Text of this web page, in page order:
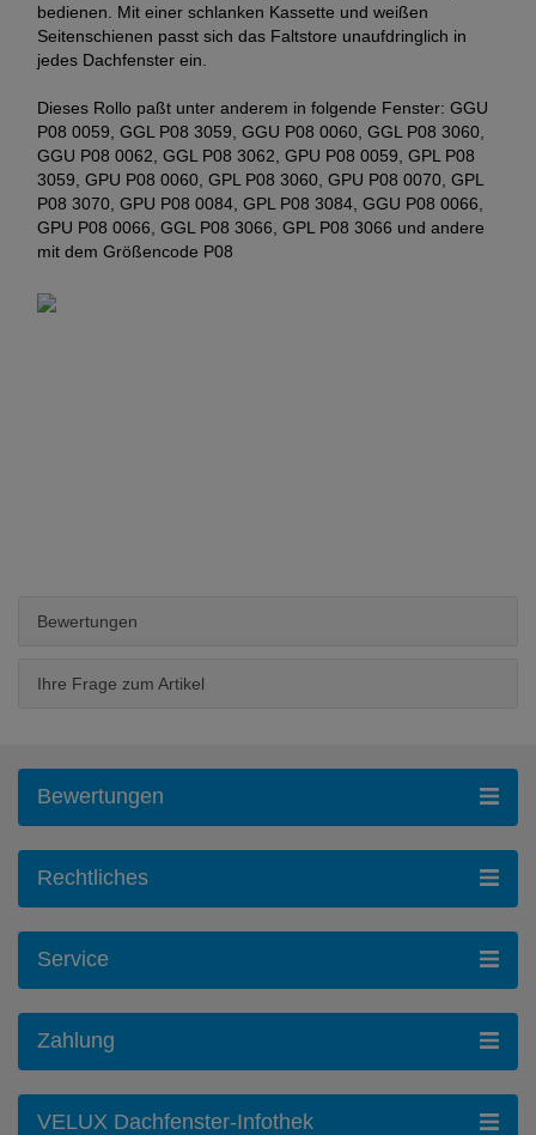
bedienen. Mit einer schlanken Kassette und weißen
Seitenschienen passt sich das Faltstore unaufdringlich in
jedes Dachfenster ein.
Dieses Rollo paßt unter anderem in folgende Fenster: GGU
P08 0059, GGL P08 3059, GGU P08 0060, GGL P08 3060,
GGU P08 0062, GGL P08 3062, GPU P08 0059, GPL P08
3059, GPU P08 0060, GPL P08 3060, GPU P08 0070, GPL
P08 3070, GPU P08 0084, GPL P08 3084, GGU P08 0066,
GPU P08 0066, GGL P08 3066, GPL P08 3066 und andere
mit dem Größencode P08
Bewertungen
Ihre Frage zum Artikel
Bewertungen
Rechtliches
Service
Zahlung
VELUX Dachfenster-Infothek